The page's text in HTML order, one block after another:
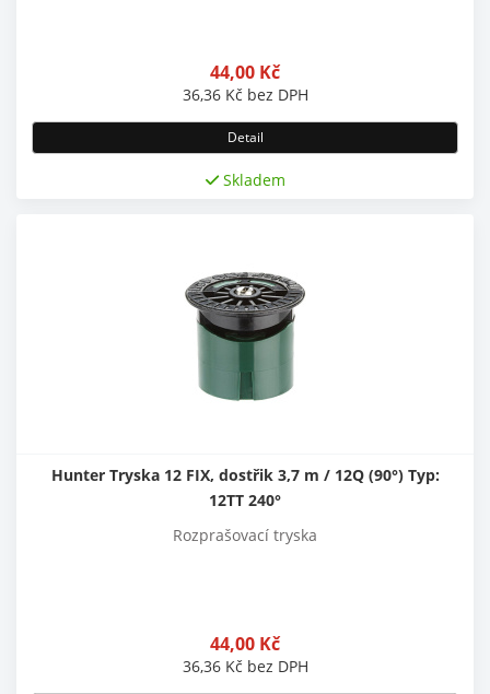
44,00 Kč
36,36 Kč bez DPH
Detail
Skladem
Hunter Tryska 12 FIX, dostřik 3,7 m / 12Q (90°) Typ:
12TT 240°
Rozprašovací tryska
44,00 Kč
36,36 Kč bez DPH